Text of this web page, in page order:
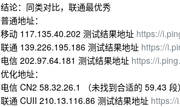
结论：同类对比，联通最优秀
普通地址：
移动 117.135.40.202 测试结果地址 https://
联通 139.226.195.186 测试结果地址 https://
电信 202.97.64.181 测试结果地址 https://
优化地址：
电信 CN2 58.32.26.1 （未找到合适的 59.43
联通 CUII 210.13.116.86 测试结果地址 https://